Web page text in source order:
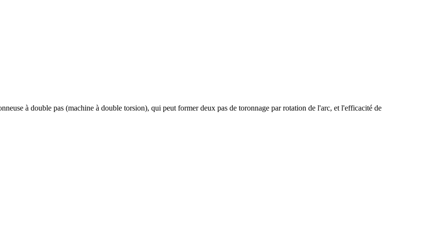
à double pas (machine à double torsion), qui peut former deux pas de toronnage par rotation de l'arc, et l'efficacité de